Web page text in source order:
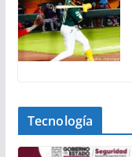
Tecnología